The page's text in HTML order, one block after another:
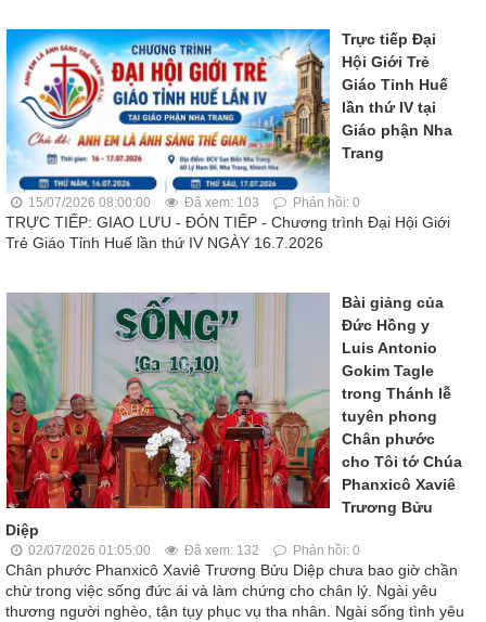
Trực tiếp Đại
Hội Giới Trẻ
Giáo Tỉnh Huế
lần thứ IV tại
Giáo phận Nha
Trang
15/07/2026 08:00:00 Đã xem: 103 Phản hồi: 0
TRỰC TIẾP: GIAO LƯU - ĐÓN TIẾP - Chương trình Đại Hội Giới
Trẻ Giáo Tỉnh Huế lần thứ IV NGÀY 16.7.2026
Bài giảng của
Đức Hồng y
Luis Antonio
Gokim Tagle
trong Thánh lễ
tuyên phong
Chân phước
cho Tôi tớ Chúa
Phanxicô Xaviê
Trương Bửu
Diệp
02/07/2026 01:05:00 Đã xem: 132 Phản hồi: 0
Chân phước Phanxicô Xaviê Trương Bửu Diệp chưa bao giờ chần
chừ trong việc sống đức ái và làm chứng cho chân lý. Ngài yêu
thương người nghèo, tận tụy phục vụ tha nhân. Ngài sống tình yêu